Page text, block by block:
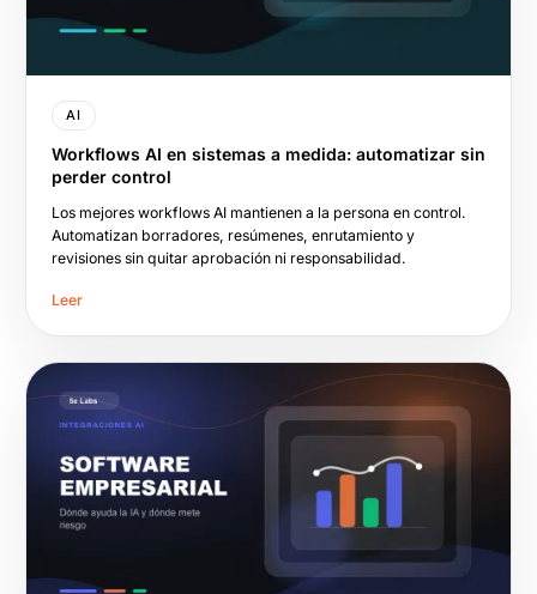
AI
Workflows AI en sistemas a medida: automatizar sin
perder control
Los mejores workflows AI mantienen a la persona en control.
Automatizan borradores, resúmenes, enrutamiento y
revisiones sin quitar aprobación ni responsabilidad.
Leer